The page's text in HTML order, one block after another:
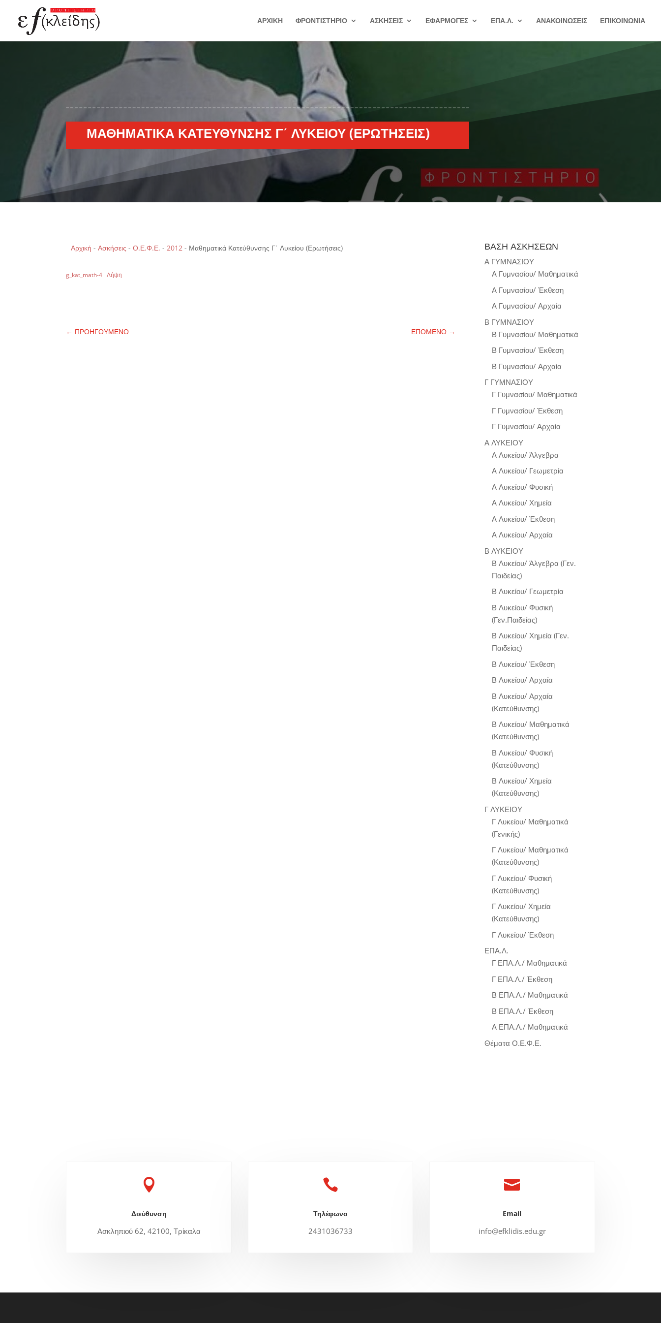
ΑΡΧΙΚΗ ΦΡΟΝΤΙΣΤΗΡΙΟ ΑΣΚΗΣΕΙΣ ΕΦΑΡΜΟΓΕΣ ΕΠΑ.Λ. ΑΝΑΚΟΙΝΩΣΕΙΣ ΕΠΙΚΟΙΝΩΝΙΑ
ΜΑΘΗΜΑΤΙΚΆ ΚΑΤΕΎΘΥΝΣΗΣ Γ΄ ΛΥΚΕΊΟΥ (ΕΡΩΤΉΣΕΙΣ)
Αρχική -Ασκήσεις -Ο.Ε.Φ.Ε. -2012 - Μαθηματικά Κατεύθυνσης Γ΄ Λυκείου (Ερωτήσεις)
g_kat_math-4 Λήψη
← ΠΡΟΗΓΟΥΜΕΝΟ ΕΠΟΜΕΝΟ →
ΒΑΣΗ ΑΣΚΗΣΕΩΝ
Α ΓΥΜΝΑΣΙΟΥ
Α Γυμνασίου/ Μαθηματικά
Α Γυμνασίου/ Έκθεση
Α Γυμνασίου/ Αρχαία
Β ΓΥΜΝΑΣΙΟΥ
Β Γυμνασίου/ Μαθηματικά
Β Γυμνασίου/ Έκθεση
Β Γυμνασίου/ Αρχαία
Γ ΓΥΜΝΑΣΙΟΥ
Γ Γυμνασίου/ Μαθηματικά
Γ Γυμνασίου/ Έκθεση
Γ Γυμνασίου/ Αρχαία
Α ΛΥΚΕΙΟΥ
Α Λυκείου/ Άλγεβρα
Α Λυκείου/ Γεωμετρία
Α Λυκείου/ Φυσική
Α Λυκείου/ Χημεία
Α Λυκείου/ Έκθεση
Α Λυκείου/ Αρχαία
Β ΛΥΚΕΙΟΥ
Β Λυκείου/ Άλγεβρα (Γεν.
Παιδείας)
Β Λυκείου/ Γεωμετρία
Β Λυκείου/ Φυσική
(Γεν.Παιδείας)
Β Λυκείου/ Χημεία (Γεν.
Παιδείας)
Β Λυκείου/ Έκθεση
Β Λυκείου/ Αρχαία
Β Λυκείου/ Αρχαία
(Κατεύθυνσης)
Β Λυκείου/ Μαθηματικά
(Κατεύθυνσης)
Β Λυκείου/ Φυσική
(Κατεύθυνσης)
Β Λυκείου/ Χημεία
(Κατεύθυνσης)
Γ ΛΥΚΕΙΟΥ
Γ Λυκείου/ Μαθηματικά
(Γενικής)
Γ Λυκείου/ Μαθηματικά
(Κατεύθυνσης)
Γ Λυκείου/ Φυσική
(Κατεύθυνσης)
Γ Λυκείου/ Χημεία
(Κατεύθυνσης)
Γ Λυκείου/ Έκθεση
ΕΠΑ.Λ.
Γ ΕΠΑ.Λ./ Μαθηματικά
Γ ΕΠΑ.Λ./ Έκθεση
Β ΕΠΑ.Λ./ Μαθηματικά
Β ΕΠΑ.Λ./ Έκθεση
Α ΕΠΑ.Λ./ Μαθηματικά
Θέματα Ο.Ε.Φ.Ε.

Διεύθυνση
Ασκληπιού 62, 42100, Τρίκαλα

Τηλέφωνο
2431036733

Email
info@efklidis.edu.gr